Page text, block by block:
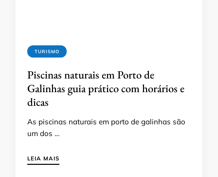
TURISMO
Piscinas naturais em Porto de
Galinhas guia prático com horários e
dicas
As piscinas naturais em porto de galinhas são
um dos …
LEIA MAIS